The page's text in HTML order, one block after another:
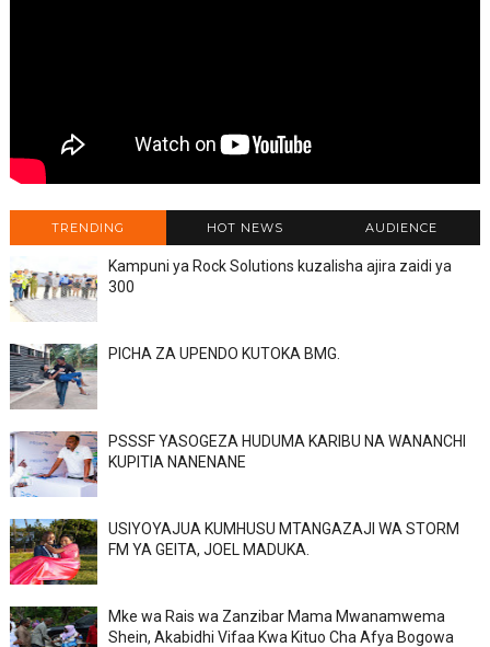
TRENDING HOT NEWS AUDIENCE
Kampuni ya Rock Solutions kuzalisha ajira zaidi ya
300
PICHA ZA UPENDO KUTOKA BMG.
PSSSF YASOGEZA HUDUMA KARIBU NA WANANCHI
KUPITIA NANENANE
USIYOYAJUA KUMHUSU MTANGAZAJI WA STORM
FM YA GEITA, JOEL MADUKA.
Mke wa Rais wa Zanzibar Mama Mwanamwema
Shein, Akabidhi Vifaa Kwa Kituo Cha Afya Bogowa